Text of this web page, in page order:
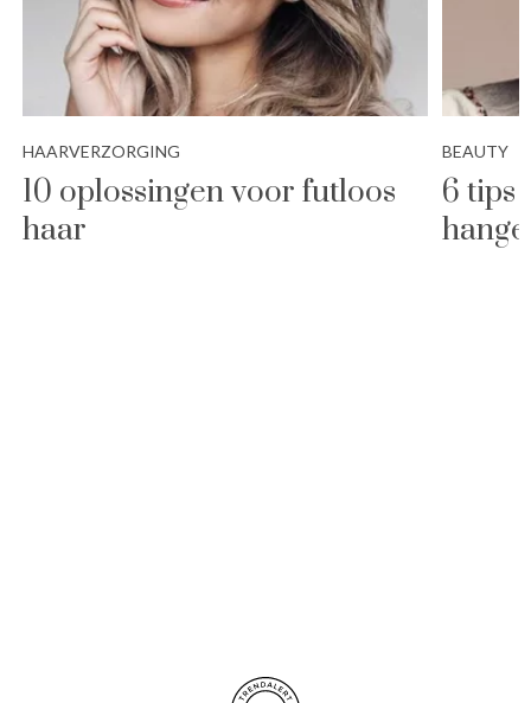
HAARVERZORGING
10 oplossingen voor futloos
haar
BEAUTY
6 tips